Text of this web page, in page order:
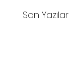
Son Yazılar